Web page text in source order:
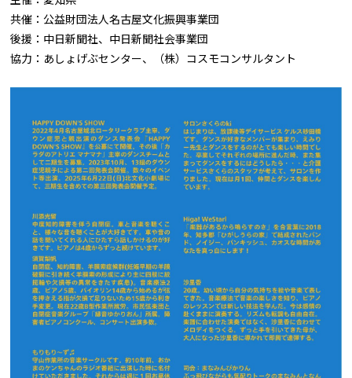
共催：公益財団法人名古屋文化振興事業団
後援：中日新聞社、中日新聞社会事業団
協力：あしょげぶセンター、（株）コスモコンサルタント